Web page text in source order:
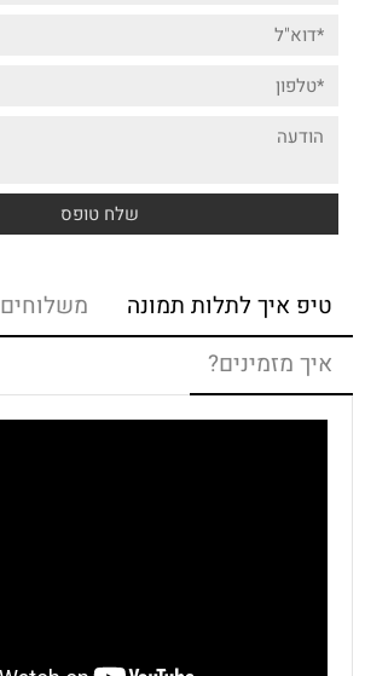
טיפ איך לתלות תמונה
משלוחים
איך מזמינים?